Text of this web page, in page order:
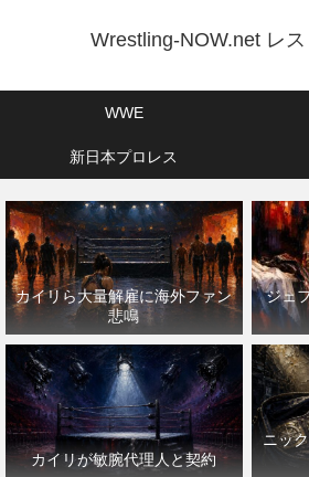
Wrestling-NOW.net レ
WWE
新日本プロレス
カイリら大量解雇に海外ファン
悲鳴
ジェ
カイリが敏腕代理人と契約
ニッ